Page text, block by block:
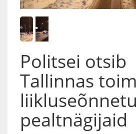
Politsei otsib
Tallinnas
pealtnägijaid